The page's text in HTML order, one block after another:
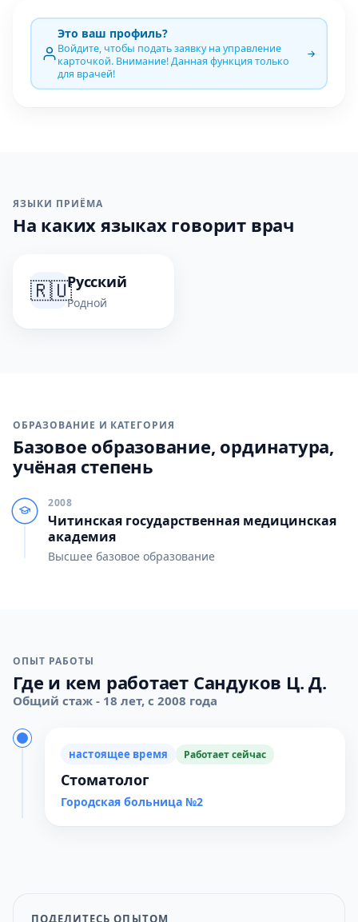
Это ваш профиль?
Войдите, чтобы подать заявку на управление
карточкой. Внимание! Данная функция только
для врачей!
ЯЗЫКИ ПРИЁМА
На каких языках говорит врач
🇷🇺Русский
Родной
ОБРАЗОВАНИЕ И КАТЕГОРИЯ
Базовое образование, ординатура,
учёная степень
2008
Читинская государственная медицинская
академия
Высшее базовое образование
ОПЫТ РАБОТЫ
Где и кем работает Сандуков Ц. Д.
Общий стаж - 18 лет, с 2008 года
настоящее время Работает сейчас
Стоматолог
Городская больница №2
ПОДЕЛИТЕСЬ ОПЫТОМ